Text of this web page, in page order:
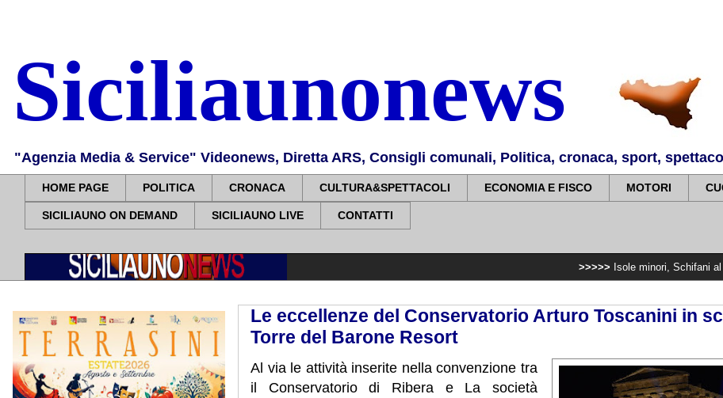
Siciliaunonews
"Agenzia Media & Service" Videonews, Diretta ARS, Consigli comunali, Politica, cronaca, sport,
HOME PAGE POLITICA CRONACA CULTURA&SPETTACOLI ECONOMIA E FISCO MOTORI
SICILIAUNO ON DEMAND SICILIAUNO LIVE CONTATTI
Isole minori, Schifani al viaggio
Le eccellenze del Conservatorio Arturo Toscanini in
Torre del Barone Resort
Al via le attività inserite nella convenzione tra
il Conservatorio di Ribera e La società